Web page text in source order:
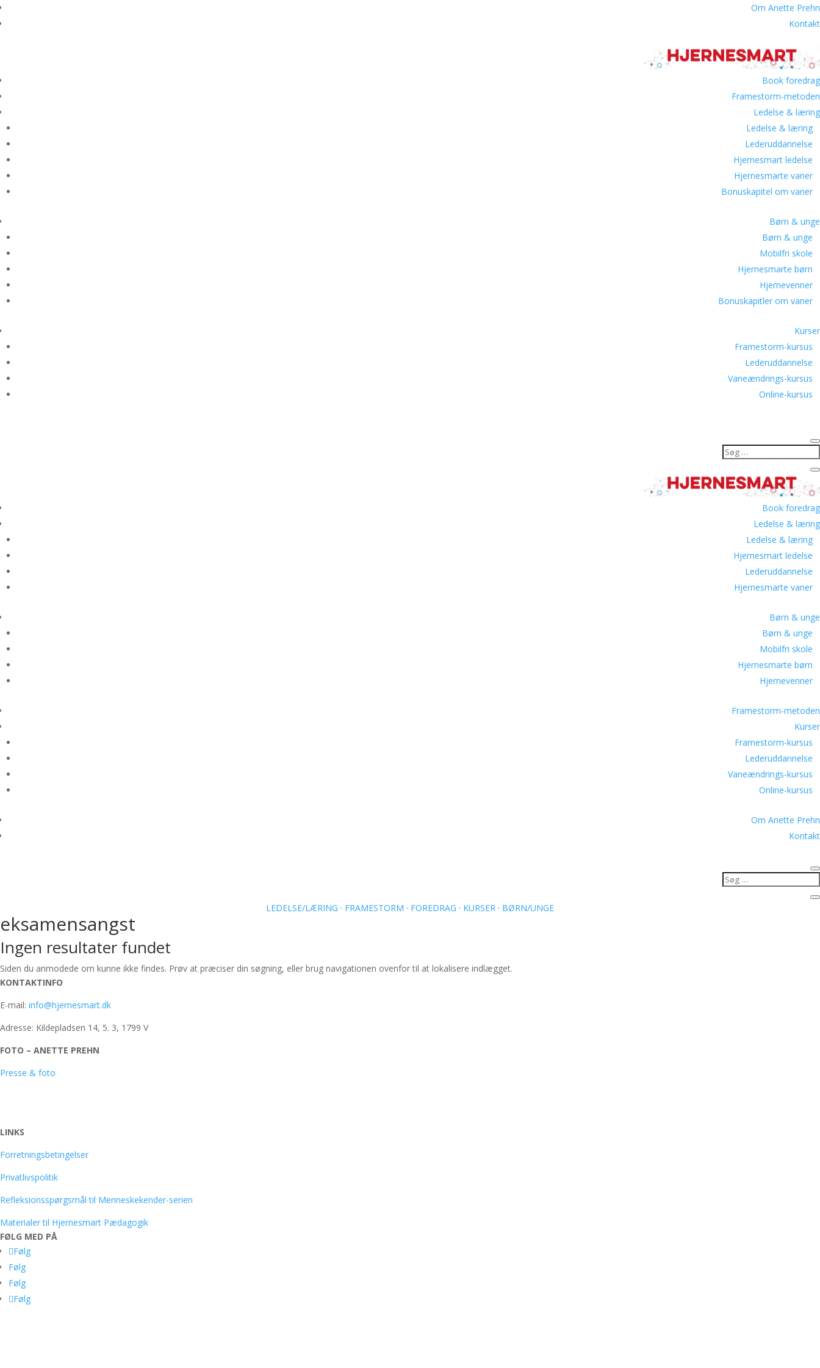
Om Anette Prehn
Kontakt
Book foredrag
Framestorm-metoden
Ledelse & læring
Ledelse & læring
Lederuddannelse
Hjernesmart ledelse
Hjernesmarte vaner
Bonuskapitel om vaner
Børn & unge
Børn & unge
Mobilfri skole
Hjernesmarte børn
Hjernevenner
Bonuskapitler om vaner
Kurser
Framestorm-kursus
Lederuddannelse
Vaneændrings-kursus
Online-kursus
Book foredrag
Ledelse & læring
Ledelse & læring
Hjernesmart ledelse
Lederuddannelse
Hjernesmarte vaner
Børn & unge
Børn & unge
Mobilfri skole
Hjernesmarte børn
Hjernevenner
Framestorm-metoden
Kurser
Framestorm-kursus
Lederuddannelse
Vaneændrings-kursus
Online-kursus
Om Anette Prehn
Kontakt
LEDELSE/LÆRING · FRAMESTORM · FOREDRAG · KURSER · BØRN/UNGE
eksamensangst
Ingen resultater fundet
Siden du anmodede om kunne ikke findes. Prøv at præciser din søgning, eller brug navigationen ovenfor til at lokalisere indlægget.
KONTAKTINFO
E-mail: info@hjernesmart.dk
Adresse: Kildepladsen 14, 5. 3, 1799 V
FOTO – ANETTE PREHN
Presse & foto
LINKS
Forretningsbetingelser
Privatlivspolitik
Refleksionsspørgsmål til Menneskekender-serien
Materialer til Hjernesmart Pædagogik
FØLG MED PÅ
Følg
Følg
Følg
Følg